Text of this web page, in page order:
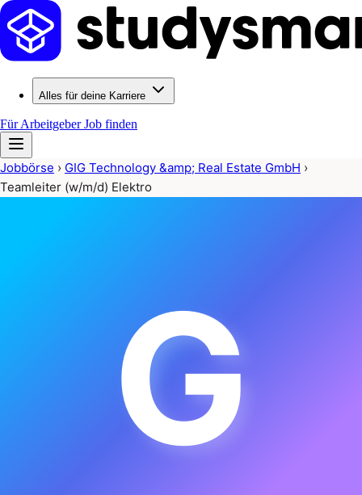
Alles für deine Karriere
Für ArbeitgeberJob finden
Jobbörse › GIG Technology &amp; Real Estate GmbH ›
Teamleiter (w/m/d) Elektro
G